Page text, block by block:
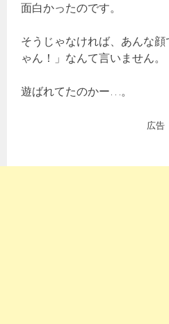
面白かったのです。
そうじゃなければ、あんな
ゃん！」なんて言いません。
遊ばれてたのかー…。
広告